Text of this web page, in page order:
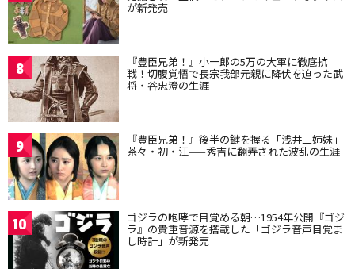
が新発売
8 『豊臣兄弟！』小一郎の5万の大軍に徹底抗
戦！切腹覚悟で長宗我部元親に降伏を迫った武
将・谷忠澄の生涯
9 『豊臣兄弟！』後半の鍵を握る「浅井三姉妹」
茶々・初・江——秀吉に翻弄された波乱の生涯
10 ゴジラの咆哮で目覚める朝…1954年公開『ゴジ
ラ』の貴重音源を搭載した「ゴジラ音声目覚ま
し時計」が新発売